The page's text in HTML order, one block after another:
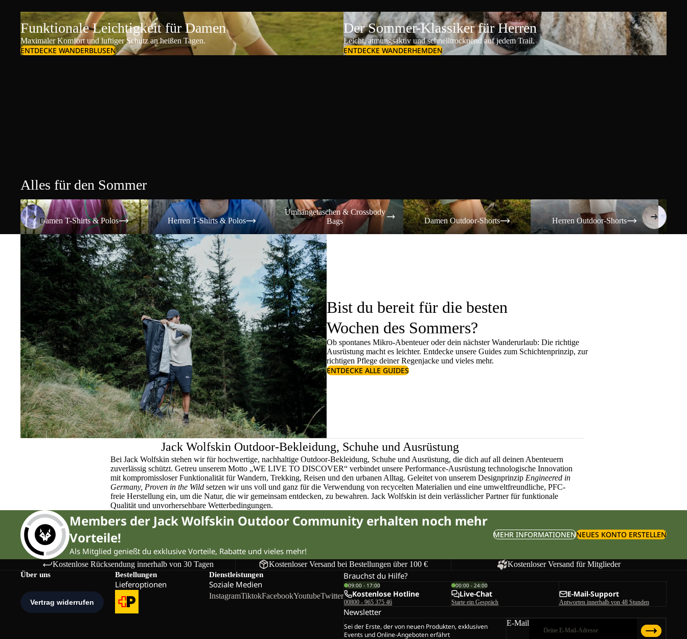
Funktionale Leichtigkeit für Damen
Maximaler Komfort und luftiger Schutz an heißen Tagen.
ENTDECKE WANDERBLUSEN
Der Sommer-Klassiker für Herren
Leicht, atmungsaktiv und schnelltrocknend auf jedem Trail.
ENTDECKE WANDERHEMDEN
Alles für den Sommer
Damen T-Shirts & Polos
Damen T-Shirts & Polos
Herren T-Shirts & Polos
Herren T-Shirts & Polos
Umhängetaschen & Crossbody Bags
Umhängetaschen & Crossbody
Bags
Damen Outdoor-Shorts
Damen Outdoor-Shorts
Herren Outdoor-Shorts
Herren Outdoor-Shorts
Damen
Bist du bereit für die besten
Wochen des Sommers?
Ob spontanes Mikro-Abenteuer oder dein nächster Wanderurlaub: Die richtige
Ausrüstung macht es leichter. Entdecke unsere Guides zum Schichtenprinzip, zur
richtigen Pflege deiner Regenjackeund vieles mehr.
ENTDECKE ALLE GUIDES
Jack Wolfskin Outdoor-Bekleidung, Schuhe und Ausrüstung
Bei Jack Wolfskin stehen wir für hochwertige, nachhaltige Outdoor-Bekleidung, Schuhe und Ausrüstung, die dich auf all deinen Abenteuern
zuverlässig schützt. Getreu unserem Motto „WE LIVE TO DISCOVER“ verbindet unsere Performance-Ausrüstung technologische Innovation
mit kompromissloser Funktionalität für Wandern, Trekking, Reisen und den urbanen Alltag. Geleitet von unserem Designprinzip Engineered in
Germany, Proven in the Wild setzen wir uns voll und ganz für die Verwendung von recycelten Materialien und eine umweltfreundliche, PFC-
freie Herstellung ein, um die Natur, die wir gemeinsam entdecken, zu bewahren. Jack Wolfskin ist dein verlässlicher Partner für funktionale
Qualität und unvorhersehbare Wetterbedingungen.
Members der Jack Wolfskin Outdoor Community erhalten noch mehr
Vorteile!
Als Mitglied genießt du exklusive Vorteile, Rabatte und vieles mehr!
MEHR INFORMATIONENNEUES KONTO ERSTELLEN
Kostenlose Rücksendung innerhalb von 30 Tagen Kostenloser Versand bei Bestellungen über 100 € Kostenloser Versand für Mitglieder
Über uns Bestellungen
Lieferoptionen
Dienstleistungen
Soziale Medien
InstagramTiktokFacebookYoutubeTwitter
Brauchst du Hilfe?
09:00 - 17:00
Kostenlose Hotline
00800 - 965 375 46
00:00 - 24:00
Live-Chat
Starte ein Gespräch
E-Mail-Support
Antworten innerhalb von 48 Stunden
Newsletter
Sei der Erste, der von neuen Produkten, exklusiven
Events und Online-Angeboten erfährt
E-Mail